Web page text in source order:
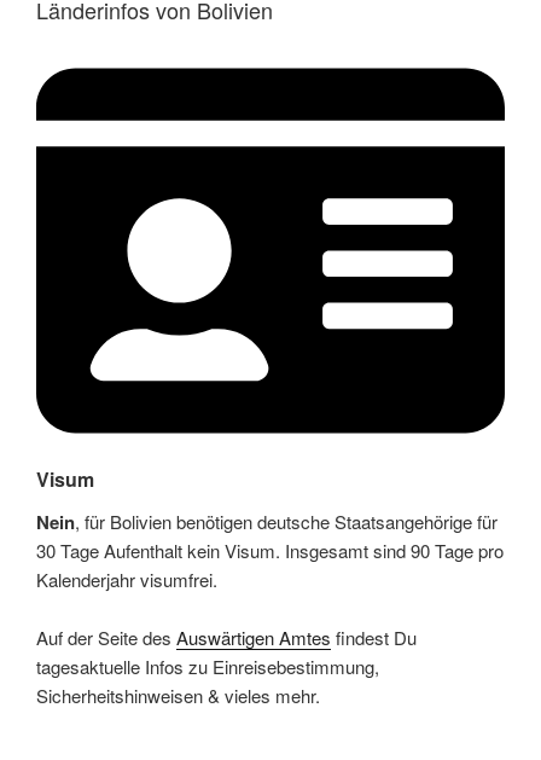
Länderinfos von Bolivien
Visum
Nein, für Bolivien benötigen deutsche Staatsangehörige für
30 Tage Aufenthalt kein Visum. Insgesamt sind 90 Tage pro
Kalenderjahr visumfrei.
Auf der Seite des Auswärtigen Amtes findest Du
tagesaktuelle Infos zu Einreisebestimmung,
Sicherheitshinweisen & vieles mehr.